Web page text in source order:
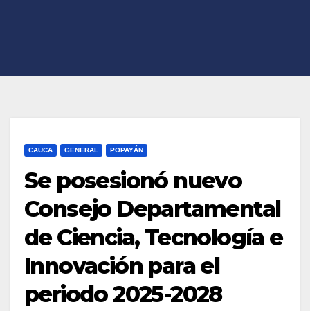
CAUCA GENERAL POPAYÁN
Se posesionó nuevo
Consejo Departamental
de Ciencia, Tecnología e
Innovación para el
periodo 2025-2028